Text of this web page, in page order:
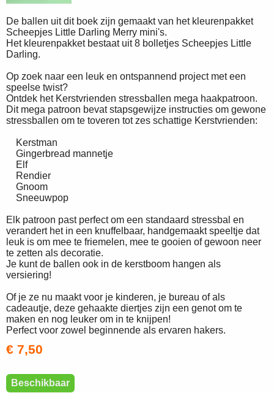
De ballen uit dit boek zijn gemaakt van het kleurenpakket
Scheepjes Little Darling Merry mini's.
Het kleurenpakket bestaat uit 8 bolletjes Scheepjes Little
Darling.
Op zoek naar een leuk en ontspannend project met een
speelse twist?
Ontdek het Kerstvrienden stressballen mega haakpatroon.
Dit mega patroon bevat stapsgewijze instructies om gewone
stressballen om te toveren tot zes schattige Kerstvrienden:
Kerstman
Gingerbread mannetje
Elf
Rendier
Gnoom
Sneeuwpop
Elk patroon past perfect om een standaard stressbal en
verandert het in een knuffelbaar, handgemaakt speeltje dat
leuk is om mee te friemelen, mee te gooien of gewoon neer
te zetten als decoratie.
Je kunt de ballen ook in de kerstboom hangen als
versiering!
Of je ze nu maakt voor je kinderen, je bureau of als
cadeautje, deze gehaakte diertjes zijn een genot om te
maken en nog leuker om in te knijpen!
Perfect voor zowel beginnende als ervaren hakers.
€ 7,50
Beschikbaar